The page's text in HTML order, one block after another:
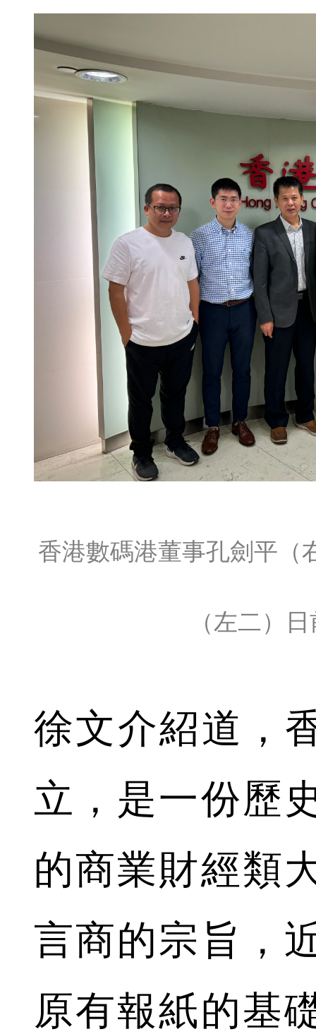
香港數碼港董事孔劍平（
（左二）
徐文介紹道，
立，是一份歷
的商業財經類
言商的宗旨，
原有報紙的基